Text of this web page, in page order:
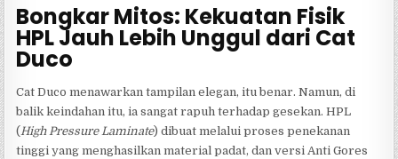
Bongkar Mitos: Kekuatan Fisik
HPL Jauh Lebih Unggul dari Cat
Duco
Cat Duco menawarkan tampilan elegan, itu benar. Namun, di
balik keindahan itu, ia sangat rapuh terhadap gesekan. HPL
( High Pressure Laminate) dibuat melalui proses penekanan
tinggi yang menghasilkan material padat, dan versi Anti Gores